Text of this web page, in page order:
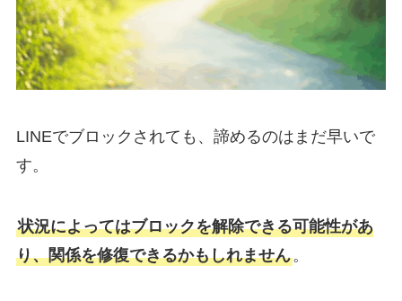
LINEでブロックされても、諦めるのはまだ早いで
す。
状況によってはブロックを解除できる可能性があ
り、関係を修復できるかもしれません。